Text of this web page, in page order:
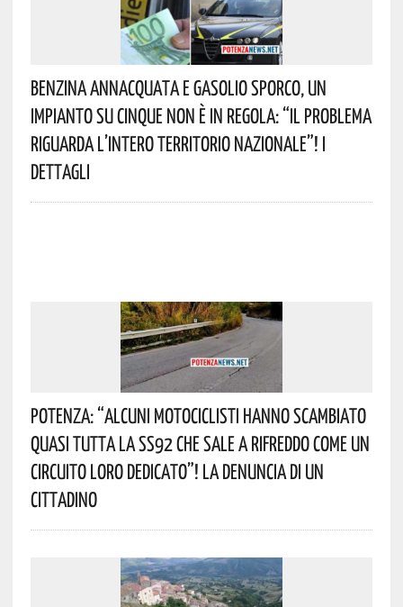
Benzina Annacquata E Gasolio Sporco, Un
Impianto Su Cinque Non È In Regola: “il Problema
Riguarda L’intero Territorio Nazionale”! I
Dettagli
Potenza: “alcuni Motociclisti Hanno Scambiato
Quasi Tutta La SS92 Che Sale A Rifreddo Come Un
Circuito Loro Dedicato”! La Denuncia Di Un
Cittadino